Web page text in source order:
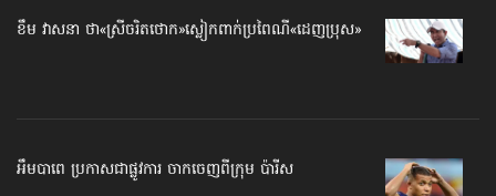
ខឹម វាសនា ថា«ស្រីចរិតថោក»​ស្លៀកពាក់ប្រពៃណី​«ដេញប្រុស»
អឹមបាពេ ប្រកាសជាផ្លូវការ ចាកចេញពីក្រុម ប៉ារីស